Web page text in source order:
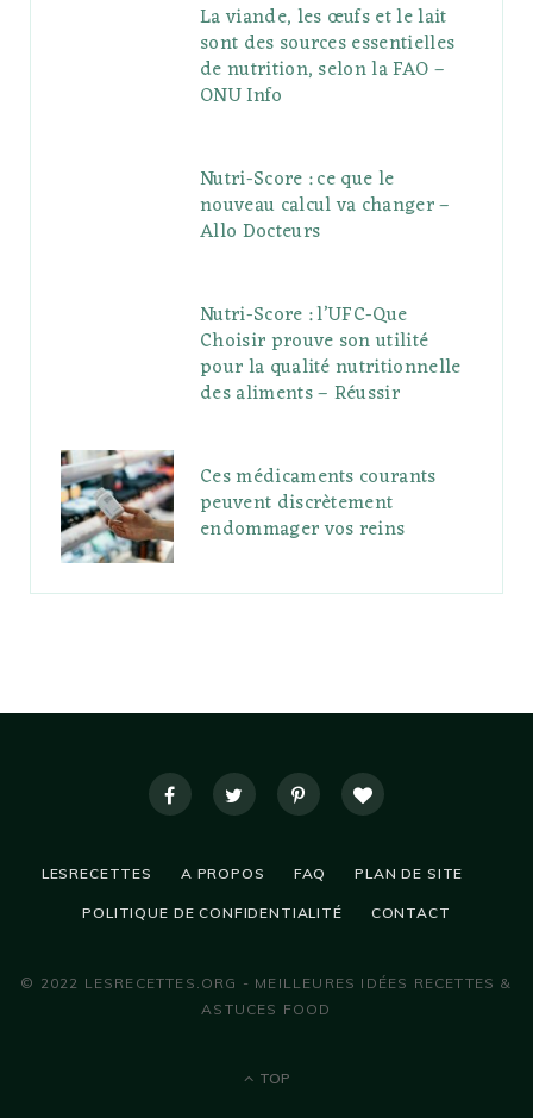
La viande, les œufs et le lait
sont des sources essentielles
de nutrition, selon la FAO –
ONU Info
Nutri-Score : ce que le
nouveau calcul va changer –
Allo Docteurs
Nutri-Score : l’UFC-Que
Choisir prouve son utilité
pour la qualité nutritionnelle
des aliments – Réussir
Ces médicaments courants
peuvent discrètement
endommager vos reins
LESRECETTES A PROPOS FAQ PLAN DE SITE
POLITIQUE DE CONFIDENTIALITÉ CONTACT
© 2022 LESRECETTES.ORG - MEILLEURES IDÉES RECETTES &
ASTUCES FOOD
TOP